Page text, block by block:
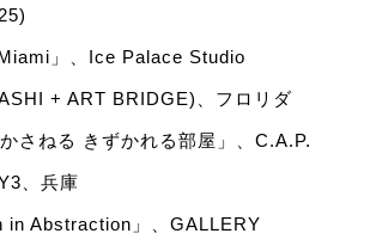
」、Ice Palace Studio
+ ART BRIDGE)、フロリダ
さねる きずかれる部屋」、C.A.P.
、兵庫
in Abstraction」、GALLERY